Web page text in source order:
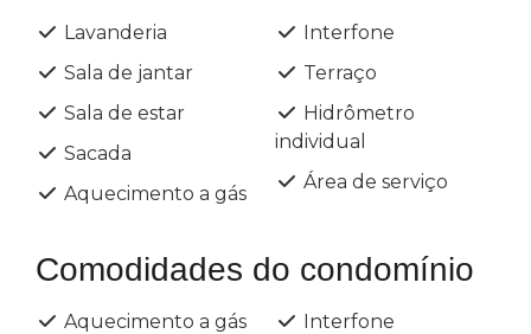
Lavanderia
Sala de jantar
Sala de estar
Sacada
Aquecimento a gás
Interfone
Terraço
Hidrômetro
individual
Área de serviço
Comodidades do condomínio
Aquecimento a gás
Interfone